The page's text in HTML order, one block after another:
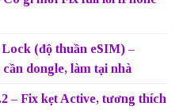
(độ thuần eSIM) –
dongle, làm tại nhà
– Fix kẹt Active, tương thích